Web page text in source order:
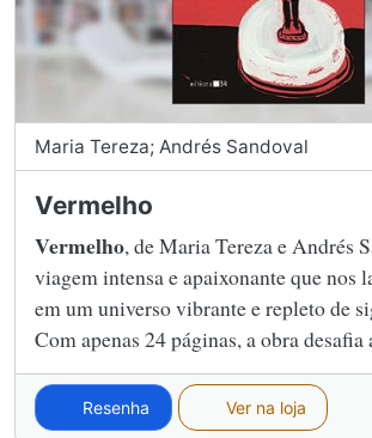
Maria Tereza; Andrés Sandoval
Vermelho
Vermelho, de Maria Tereza e Andrés
viagem intensa e apaixonante que nos
em um universo vibrante e repleto de
Com apenas 24 páginas, a obra desafia
Resenha Ver na loja